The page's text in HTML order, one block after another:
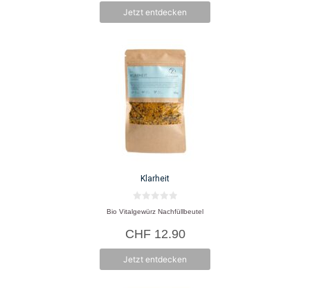
Jetzt entdecken
Klarheit
0
v
n
5
Bio Vitalgewürz Nachfüllbeutel
CHF12.90
Jetzt entdecken